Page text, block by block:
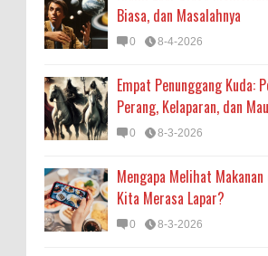
Biasa, dan Masalahnya
0 8-4-2026
Empat Penunggang Kuda:
Perang, Kelaparan, dan
0 8-3-2026
Mengapa Melihat
Kita Merasa Lapar?
0 8-3-2026